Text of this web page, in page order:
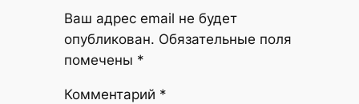
Ваш адрес email не будет
опубликован. Обязательные поля
помечены *
Комментарий *